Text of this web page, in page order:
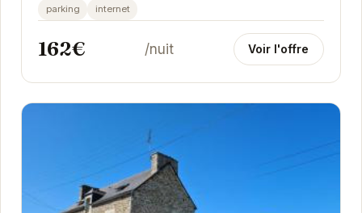
parking internet
162€ /nuit Voir l'offre